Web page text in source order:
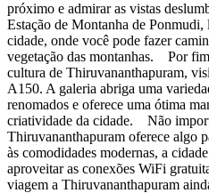
próximo e admirar as vistas
Estação de Montanha de Ponmudi,
cidade, onde você pode fazer
vegetação das montanhas. Por
cultura de Thiruvananthapuram,
A150. A galeria abriga uma
renomados e oferece uma ótima
criatividade da cidade. Não
Thiruvananthapuram oferece algo
às comodidades modernas, a
aproveitar as conexões WiFi
viagem a Thiruvananthapuram